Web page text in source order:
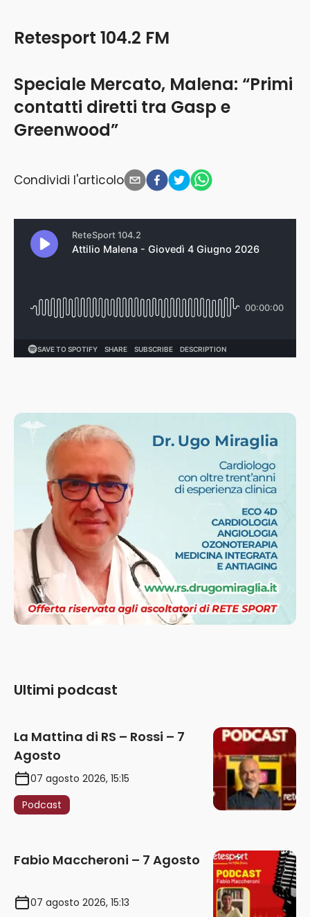
Speciale Mercato, Malena: “Primi
contatti diretti tra Gasp e
Greenwood”
Retesport 104.2 FM
Condividi l'articolo
Ultimi podcast
La Mattina di RS – Rossi – 7
Agosto
07 agosto 2026, 15:15
Podcast
Fabio Maccheroni – 7 Agosto
07 agosto 2026, 15:13